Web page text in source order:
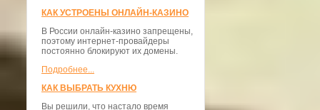
КАК УСТРОЕНЫ ОНЛАЙН-КАЗИНО
В России онлайн-казино запрещены,
поэтому интернет-провайдеры
постоянно блокируют их домены.
Подробнее...
КАК ВЫБРАТЬ КУХНЮ
Вы решили, что настало время